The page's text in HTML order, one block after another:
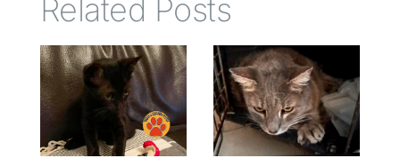
Related Posts